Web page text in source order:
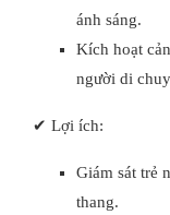
ánh sáng.
Kích hoạt
người di
✔ Lợi ích:
Giám sát trẻ
thang.